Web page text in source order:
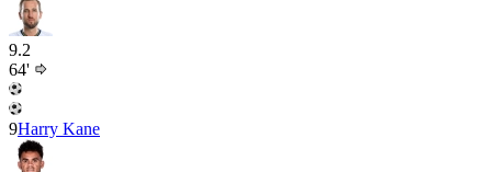
9.2
64'
9Harry Kane